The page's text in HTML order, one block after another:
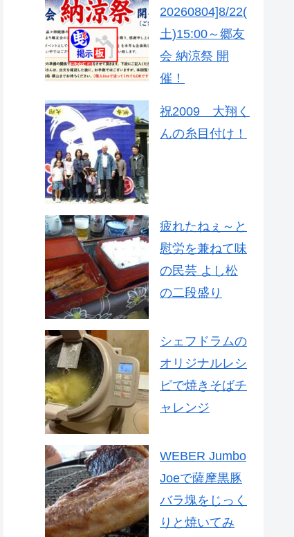
20260804]8/22(
土)15:00～郷友
会 納涼祭 開
催！
祝2009 大翔く
んの糸目付け！
疲れたねぇ～と
慰労を兼ねて味
の民芸 よし松
の二段盛り
シェフドラムの
オリジナルレシ
ピで焼きそばチ
ャレンジ
WEBER Jumbo
Joeで薩摩黒豚
バラ塊をじっく
りと焼いてみ